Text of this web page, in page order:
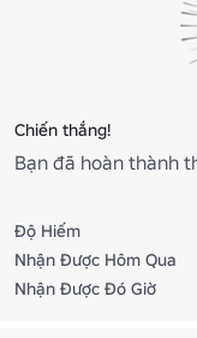
Chiến thắng!
Bạn đã hoàn thành
Độ Hiếm
Nhận Được Hôm Qua
Nhận Được Đó Giờ